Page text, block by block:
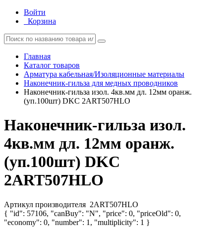
Войти
Корзина
Главная
Каталог товаров
Арматура кабельная/Изоляционные материалы
Наконечник-гильза для медных проводников
Наконечник-гильза изол. 4кв.мм дл. 12мм оранж.
(уп.100шт) DKC 2ART507HLO
Наконечник-гильза изол.
4кв.мм дл. 12мм оранж.
(уп.100шт) DKC
2ART507HLO
Артикул производителя 2ART507HLO
{ "id": 57106, "canBuy": "N", "price": 0, "priceOld": 0,
"economy": 0, "number": 1, "multiplicity": 1 }